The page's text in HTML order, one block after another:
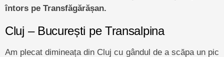
întors pe Transfăgărășan.
Cluj – București pe Transalpina
Am plecat dimineața din Cluj cu gândul de a scăpa un pic